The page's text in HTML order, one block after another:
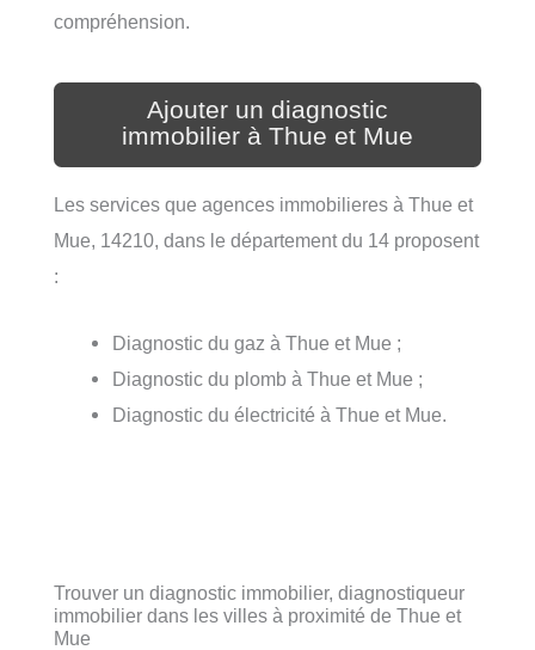
compréhension.
Ajouter un diagnostic
immobilier à Thue et Mue
Les services que agences immobilieres à Thue et
Mue, 14210, dans le département du 14 proposent
:
Diagnostic du gaz à Thue et Mue ;
Diagnostic du plomb à Thue et Mue ;
Diagnostic du électricité à Thue et Mue.
Trouver un diagnostic immobilier, diagnostiqueur
immobilier dans les villes à proximité de Thue et
Mue